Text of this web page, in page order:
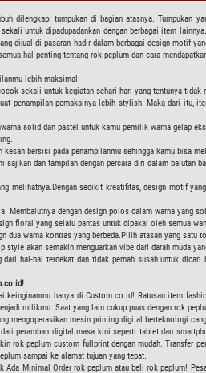
dilengkapi tumpukan di bagian atasnya.
untuk dipadupadankan dengan berbagai item
dijual di pasaran hadir dalam berbagai design motif
hal penting tentang rok peplum dan cara
lebih maksimal:
sekali untuk kegiatan sehari-hari yang tentunya tidak
penampilan pemakainya lebih stylish. Maka dari
solid dan pastel untuk kamu pemilik warna gelap
bersisi pada penampilanmu sehingga kamu bisa
dan tampilah dengan percara diri dalam balutan
melihatnya.Dengan sedikit kreatifitas, design motif
Membalutnya dengan design polos dalam warna yang
floral yang selalu pantas untuk dipakai oleh semua
dua warna kontras yang berbeda.Pilih atasan yang satu
akan semakin menguarkan vibe dari darah muda
hal-hal terdekat dan tidak pernah susah untuk
hanya di Custom.co.id! Ratusan item
milikmu. Saat yang lain cukup puas dengan rok
mengoperasikan mesin printing digital berteknologi
peramban digital masa kini seperti tablet dan
rok peplum custom fullprint dengan mudah.
sampai ke alamat tujuan yang tepat.
Ada Minimal Order rok peplum atau beli rok peplum!